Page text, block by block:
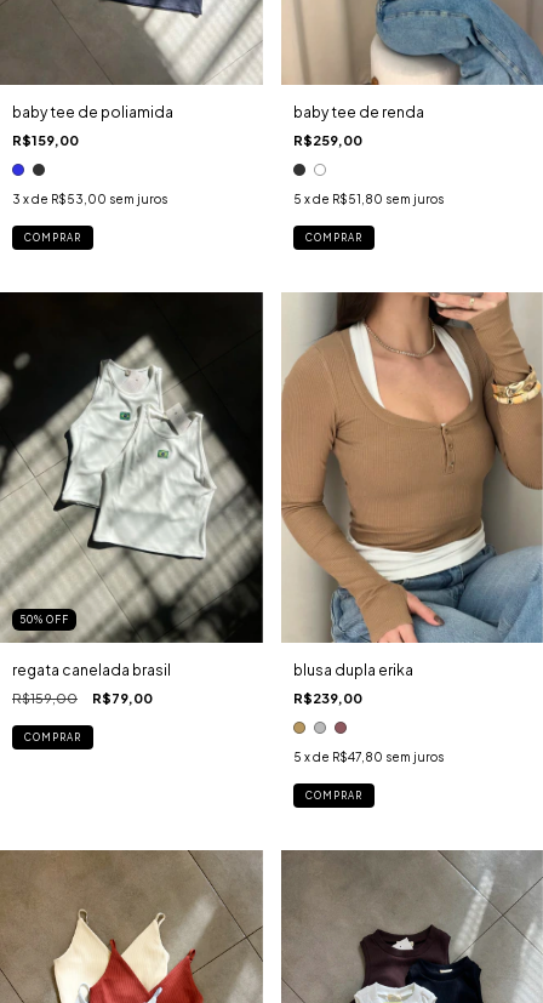
baby tee de poliamida
R$159,00
3 x de R$53,00 sem juros
COMPRAR
baby tee de renda
R$259,00
5 x de R$51,80 sem juros
COMPRAR
50% OFF
regata canelada brasil
R$159,00 R$79,00
COMPRAR
blusa dupla erika
R$239,00
5 x de R$47,80 sem juros
COMPRAR